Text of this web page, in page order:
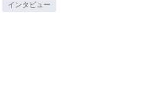
インタビュー